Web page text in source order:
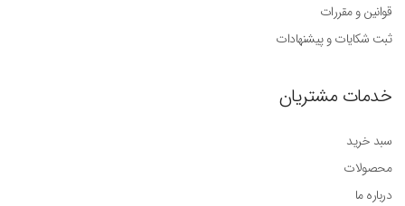
قوانین و مقررات
ثبت شکایات و پیشنهادات
خدمات مشتریان
سبد خرید
محصولات
درباره ما